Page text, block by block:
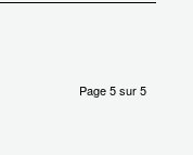
Page 5 sur 5